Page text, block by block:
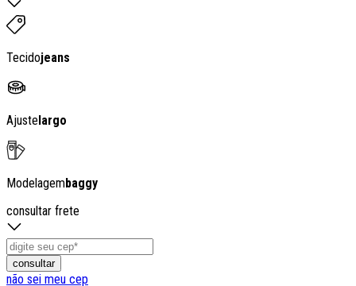
Tecidojeans
Ajustelargo
Modelagembaggy
consultar frete
consultar
não sei meu cep